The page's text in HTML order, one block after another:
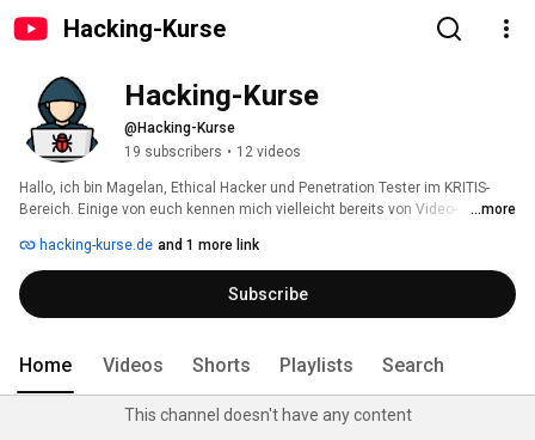
Hacking-Kurse
Hacking-Kurse
@Hacking-Kurse
19 subscribers • 12 videos
Hallo, ich bin Magelan, Ethical Hacker und Penetration Tester im KRITIS-
Bereich. Einige von euch kennen mich vielleicht bereits von Video-
Unternehmen, ihre Systeme zu schützen.
...more
hacking-kurse.de and 1 more link
Subscribe
Home Videos Shorts Playlists Search
This channel doesn't have any content